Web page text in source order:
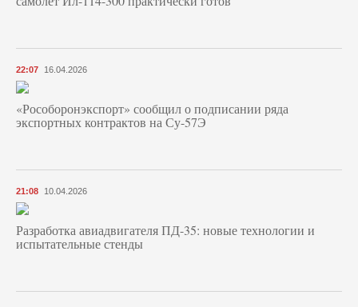
22:07 16.04.2026
«Рособоронэкспорт» сообщил о подписании ряда
экспортных контрактов на Су-57Э
21:08 10.04.2026
Разработка авиадвигателя ПД-35: новые технологии и
испытательные стенды